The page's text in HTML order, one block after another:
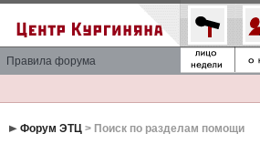
Правила форума
Форум ЭТЦ> Поиск по разделам помощи